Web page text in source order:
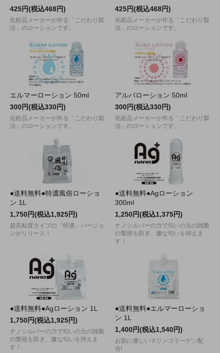
425円(税込468円)
化粧品メーカーが作る「こだわり製
法」のローションです。
425円(税込468円)
化粧品メーカーが作る「こだわり製
法」のローションです。
エルマーローション 50ml
300円(税込330円)
化粧品メーカーが作る「こだわり製
法」のローションです。
アルバローション 50ml
300円(税込330円)
化粧品メーカーが作る「こだわり製
法」のローションです。
●送料無料●特濃風俗ローショ
ン 1L
1,750円(税込1,925円)
超高粘度タイプの「特濃」バージョ
ンがリリース！
●送料無料●Agローション
300ml
1,250円(税込1,375円)
ナノシルバーの力で匂いの元の雑菌
の繁殖を防ぎ、嫌な匂いを抑えま
す！
●送料無料●Agローション 1L
1,750円(税込1,925円)
ナノシルバーの力で匂いの元の雑菌
の繁殖を防ぎ、嫌な匂いを抑えま
す！
●送料無料●エルマーローショ
ン 1L
1,400円(税込1,540円)
お肌に優しいマリンコラーゲン配
合!